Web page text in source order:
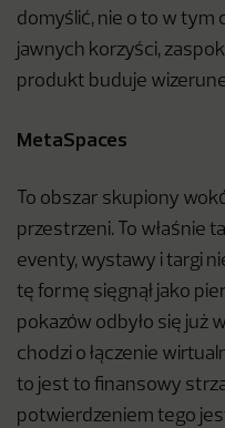
domyślić, nie o to w tym
jawnych korzyści,
produkt buduje
MetaSpaces
To obszar skupiony
przestrzeni. To właśnie
eventy, wystawy i targi
tę formę sięgnął jako
pokazów odbyło się już
chodzi o łączenie
to jest to finansowy
potwierdzeniem tego